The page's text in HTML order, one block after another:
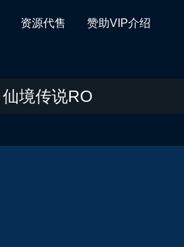
资源代售 赞助VIP介绍
仙境传说RO